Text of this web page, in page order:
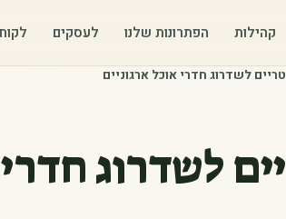
קהילות הפתרונות שלנו לעסקים
לשדרוג חדרי אוכל ארגוניים
לשדרוג